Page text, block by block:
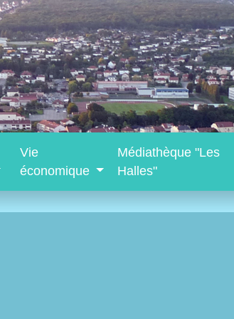
Vie
économique
Médiathèque "Les
Halles"